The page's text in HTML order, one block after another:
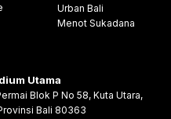
Urban Bali
Menot Sukadana
Utama
Blok P No 58, Kuta Utara,
Bali 80363